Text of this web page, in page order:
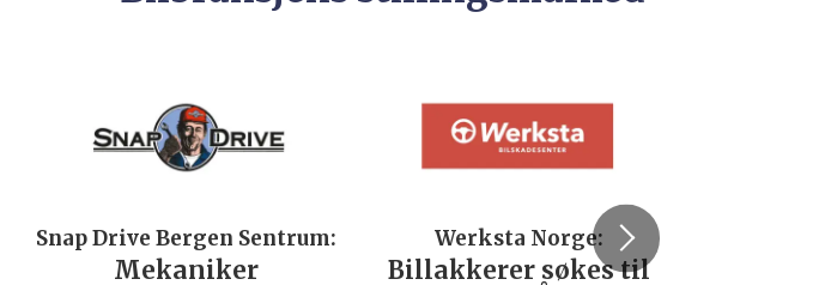
Snap Drive Bergen Sentrum:
Mekaniker
Werksta Norge:
Billakkerer søkes til